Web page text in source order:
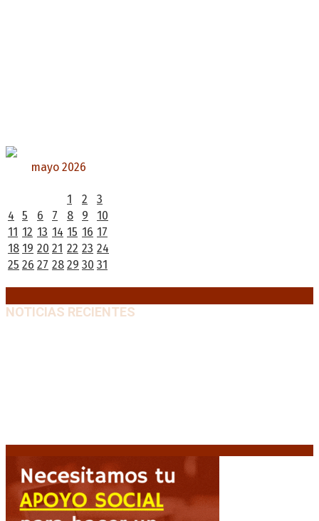
mayo 2026
1
2
3
4
5 6 7 8 9
10
11 12 13 14 15 16 17
18 19 20 21 22 23 24
25 26 27 28 29 30 31
NOTICIAS RECIENTES